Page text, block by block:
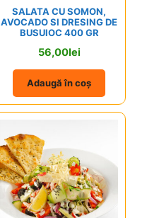
SALATA CU SOMON,
AVOCADO SI DRESING DE
BUSUIOC 400 GR
56,00lei
Adaugă în coș